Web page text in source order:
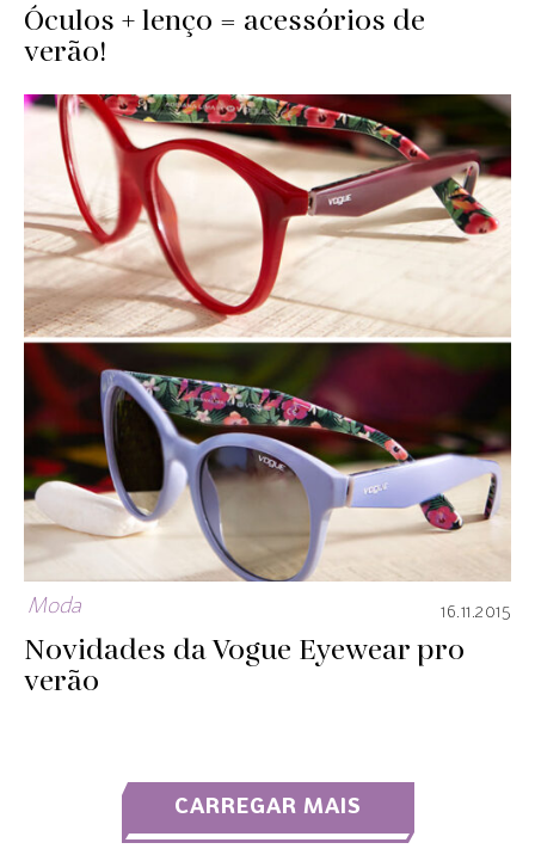
Óculos + lenço = acessórios de
verão!
Moda 16.11.2015
Novidades da Vogue Eyewear pro
verão
CARREGAR MAIS